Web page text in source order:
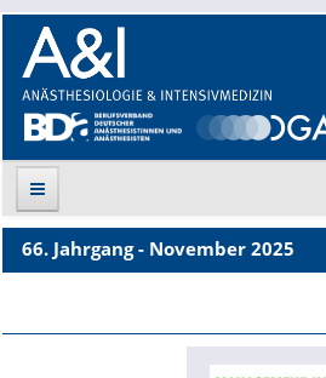
Suche
66. Jahrgang - November 2025